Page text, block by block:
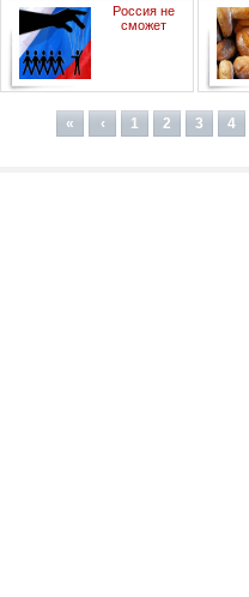
Россия не
сможет
глобального проекта
« ‹ 1 2 3 4